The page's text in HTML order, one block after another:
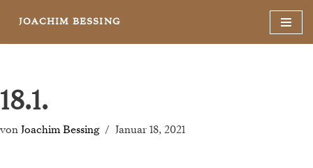
JOACHIM BESSING
18.1.
von Joachim Bessing Januar 18, 2021